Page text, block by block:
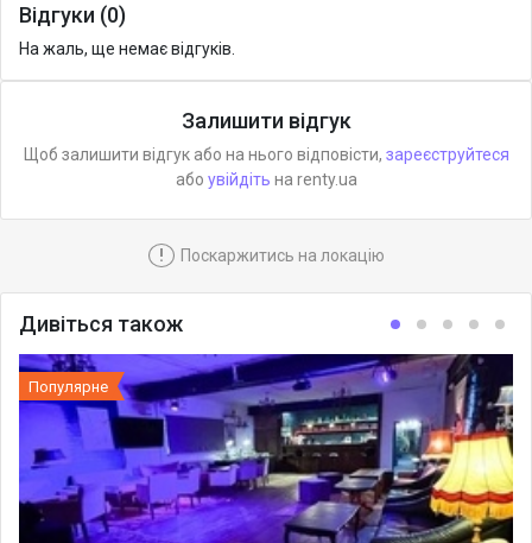
Відгуки (0)
На жаль, ще немає відгуків.
Залишити відгук
Щоб залишити відгук або на нього відповісти, зареєструйтеся
або увійдіть на renty.ua
! Поскаржитись на локацію
Дивіться також
Популярне